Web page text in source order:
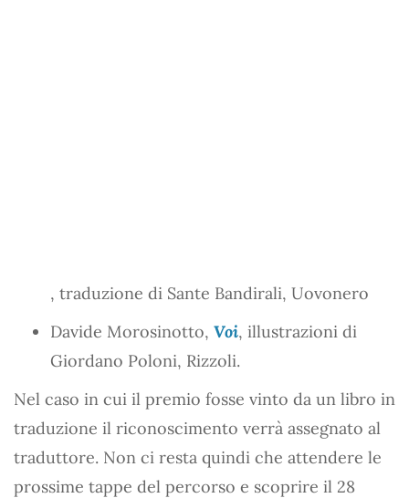
, traduzione di Sante Bandirali, Uovonero
Davide Morosinotto, Voi, illustrazioni di
Giordano Poloni, Rizzoli.
Nel caso in cui il premio fosse vinto da un libro in
traduzione il riconoscimento verrà assegnato al
traduttore. Non ci resta quindi che attendere le
prossime tappe del percorso e scoprire il 28